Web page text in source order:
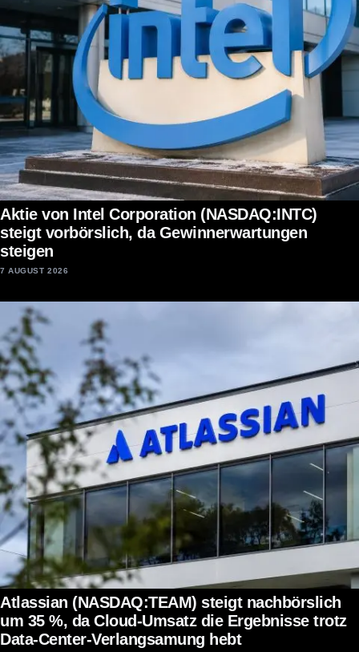
Aktie von Intel Corporation (NASDAQ:INTC)
steigt vorbörslich, da Gewinnerwartungen
steigen
7 AUGUST 2026
Atlassian (NASDAQ:TEAM) steigt nachbörslich
um 35 %, da Cloud-Umsatz die Ergebnisse trotz
Data-Center-Verlangsamung hebt